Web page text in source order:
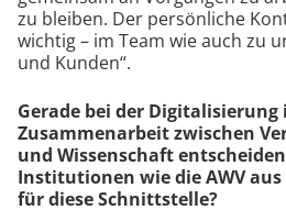
zu bleiben. Der persönliche
wichtig – im Team wie auch zu
und Kunden“.
Gerade bei der Digitalisierung
Zusammenarbeit zwischen
und Wissenschaft
Institutionen wie die AWV
für diese Schnittstelle?